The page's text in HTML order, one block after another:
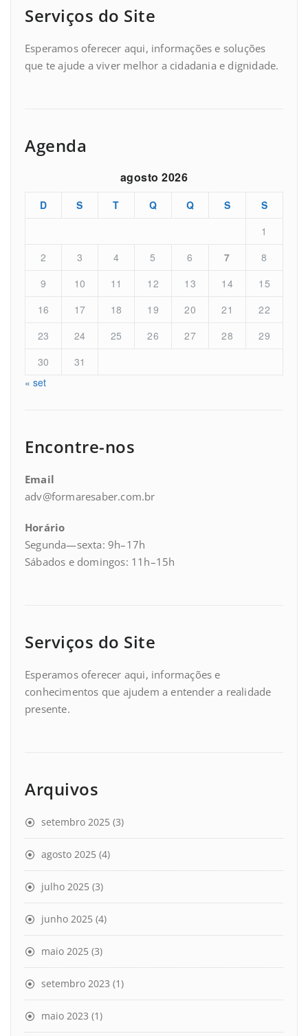
Serviços do Site
Esperamos oferecer aqui, informações e soluções
que te ajude a viver melhor a cidadania e dignidade.
Agenda
agosto 2026
D S T Q Q S
S
1
2
3 4 5 6 7
8
9
10 11 12 13 14
15
16
17 18 19 20 21
22
23
24 25 26 27 28
29
30
31
« set
Encontre-nos
Email
adv@formaresaber.com.br
Horário
Segunda—sexta: 9h–17h
Sábados e domingos: 11h–15h
Serviços do Site
Esperamos oferecer aqui, informações e
conhecimentos que ajudem a entender a realidade
presente.
Arquivos
setembro 2025 (3)
agosto 2025 (4)
julho 2025 (3)
junho 2025 (4)
maio 2025 (3)
setembro 2023 (1)
maio 2023 (1)